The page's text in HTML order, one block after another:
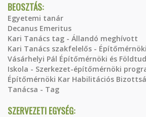
BEOSZTÁS:
Egyetemi tanár
Decanus Emeritus
Kari Tanács tag - Állandó meghívott
Kari Tanács szakfelelős -
Vásárhelyi Pál Építőmérnöki és
Iskola - Szerkezet-építőmérnöki
Építőmérnöki Kar Habilitációs
Tanácsa - Tag
SZERVEZETI EGYSÉG: